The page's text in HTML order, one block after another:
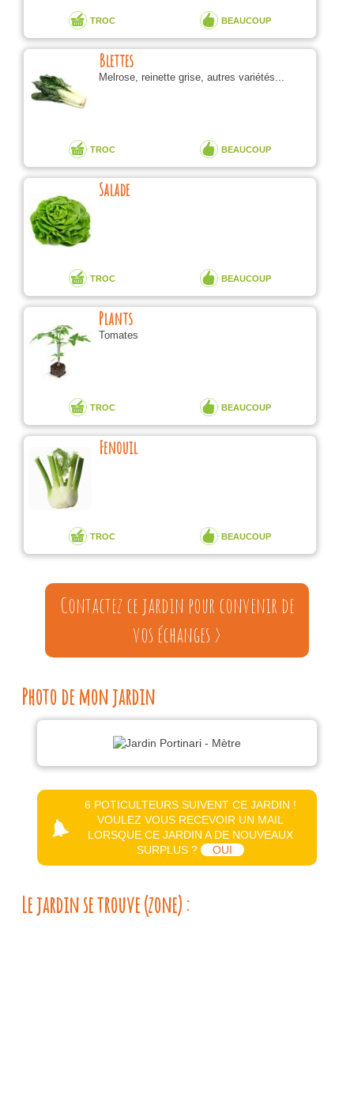
TROC BEAUCOUP
Blettes
Melrose, reinette grise, autres variétés...
TROC BEAUCOUP
Salade
TROC BEAUCOUP
Plants
Tomates
TROC BEAUCOUP
Fenouil
TROC BEAUCOUP
Contactez ce jardin pour convenir de
vos échanges >
Photo de mon jardin
6 POTICULTEURS SUIVENT CE JARDIN !
VOULEZ VOUS RECEVOIR UN MAIL
LORSQUE CE JARDIN A DE NOUVEAUX
SURPLUS ?
OUI
Le jardin se trouve (zone) :